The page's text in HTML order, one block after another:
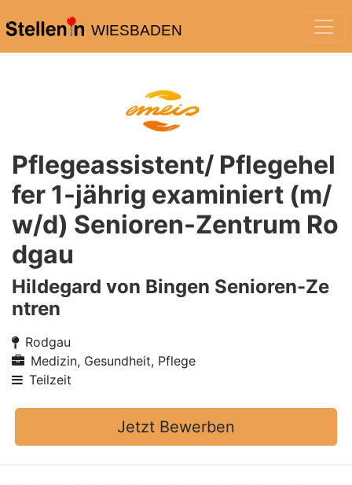
WIESBADEN
Pflegeassistent/ Pflegehel
fer 1-jährig examiniert (m/
w/d) Senioren-Zentrum Ro
dgau
Hildegard von Bingen Senioren-Ze
ntren
Rodgau
Medizin, Gesundheit, Pflege
Teilzeit
Jetzt Bewerben